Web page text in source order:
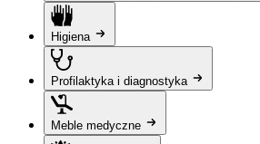
Higiena
Profilaktyka i diagnostyka
Meble medyczne